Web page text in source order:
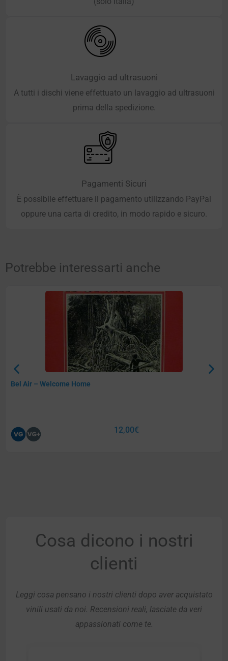
Lavaggio ad ultrasuoni
A tutti i dischi viene effettuato un lavaggio ad ultrasuoni
prima della spedizione.
Pagamenti Sicuri
È possibile effettuare il pagamento utilizzando PayPal
oppure una carta di credito, in modo rapido e sicuro.
Potrebbe interessarti anche
Bel Air – Welcome Home
12,00€
Cosa dicono i nostri
clienti
Leggi cosa pensano i nostri clienti dopo aver acquistato
vinili usati da noi. Recensioni reali, lasciate da veri
appassionati come te.